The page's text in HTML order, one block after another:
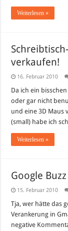
Weiterlesen »
verkaufen!
16. Februar 2010
Da ich ein
oder gar nicht
und eine 3D Maus
(small) habe ich
Weiterlesen »
Google
15. Februar 2010
Tja, wer hätte das
Verankerung in
negative